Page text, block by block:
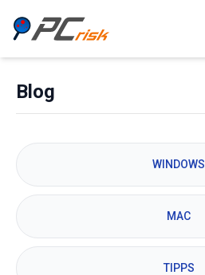
Blog
WINDOWS
MAC
TIPPS